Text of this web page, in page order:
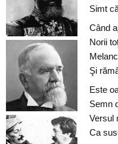
Simt
Când
Norii
Şi
Este
Semn
Versul
Ca